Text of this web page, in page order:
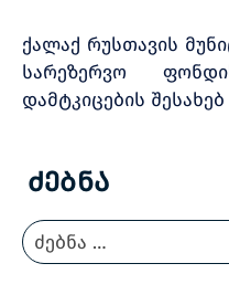
ქალაქ რუსთავის
სარეზერვო
დამტკიცების შესახებ
Ძებნა